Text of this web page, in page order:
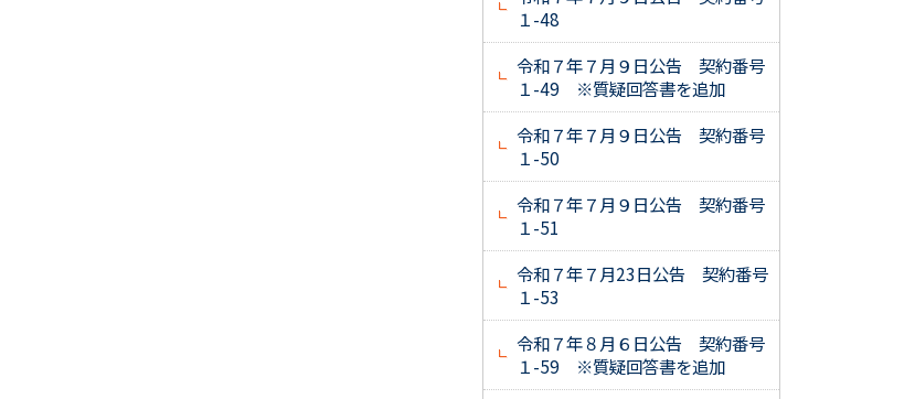
１-48
令和７年７月９日公告 契約番号
１-49 ※質疑回答書を追加
令和７年７月９日公告 契約番号
１-50
令和７年７月９日公告 契約番号
１-51
令和７年７月23日公告 契約番号
１-53
令和７年８月６日公告 契約番号
１-59 ※質疑回答書を追加